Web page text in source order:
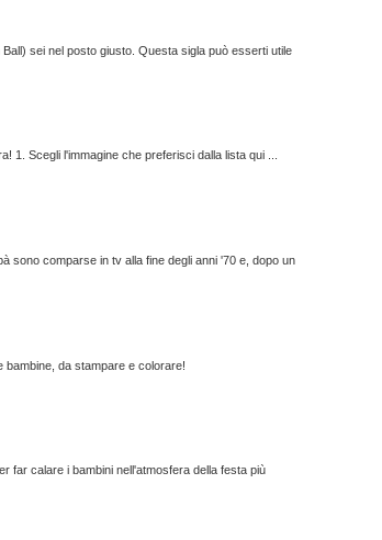
sei nel posto giusto. Questa sigla può esserti utile
1. Scegli l'immagine che preferisci dalla lista qui ...
sono comparse in tv alla fine degli anni '70 e, dopo un
bambine, da stampare e colorare!
far calare i bambini nell'atmosfera della festa più